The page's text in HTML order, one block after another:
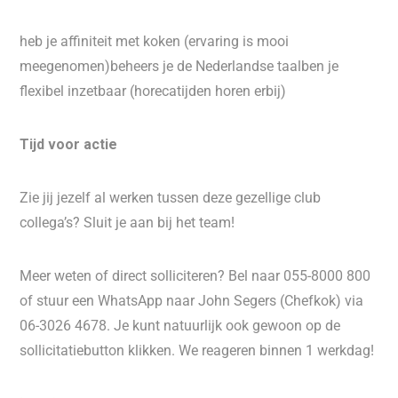
heb je affiniteit met koken (ervaring is mooi
meegenomen)beheers je de Nederlandse taalben je
flexibel inzetbaar (horecatijden horen erbij)
Tijd voor actie
Zie jij jezelf al werken tussen deze gezellige club
collega’s? Sluit je aan bij het team!
Meer weten of direct solliciteren? Bel naar 055-8000 800
of stuur een WhatsApp naar John Segers (Chefkok) via
06-3026 4678. Je kunt natuurlijk ook gewoon op de
sollicitatiebutton klikken. We reageren binnen 1 werkdag!